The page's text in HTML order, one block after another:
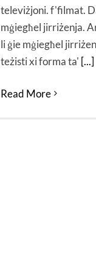
televiżjoni. f'filmat.
mġiegħel jirriżenja.
li ġie mġiegħel
teżisti xi forma ta' [...]
Read More